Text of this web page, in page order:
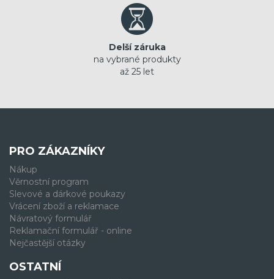
Delší záruka
na vybrané produkty
až 25 let
PRO ZÁKAZNÍKY
Nákup
Věrnostní program
Slevové a dárkové poukazy
Vrácení zboží a reklamace
Návratový formulář
Reklamační formulář - online
Nejčastější otázky
OSTATNÍ